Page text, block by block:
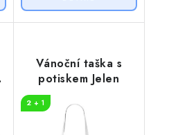
Vánoční taška s
potiskem Jelen
2 + 1